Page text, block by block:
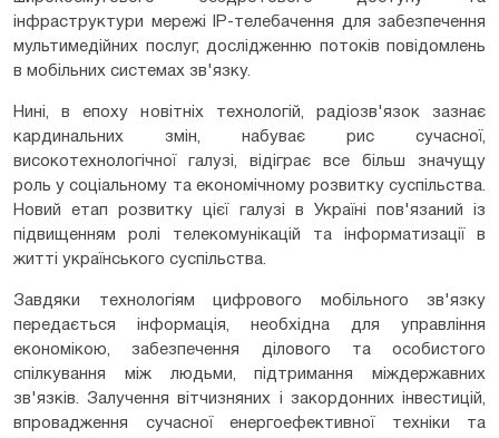
інфраструктури мережі IP-телебачення для забезпечення
мультимедійних послуг, дослідженню потоків повідомлень
в мобільних системах зв'язку.
Нині, в епоху новітніх технологій, радіозв'язок зазнає
кардинальних змін, набуває рис сучасної,
високотехнологічної галузі, відіграє все більш значущу
роль у соціальному та економічному розвитку суспільства.
Новий етап розвитку цієї галузі в Україні пов'язаний із
підвищенням ролі телекомунікацій та інформатизації в
житті українського суспільства.
Завдяки технологіям цифрового мобільного зв'язку
передається інформація, необхідна для управління
економікою, забезпечення ділового та особистого
спілкування між людьми, підтримання міждержавних
зв'язків. Залучення вітчизняних і закордонних інвестицій,
впровадження сучасної енергоефективної техніки та